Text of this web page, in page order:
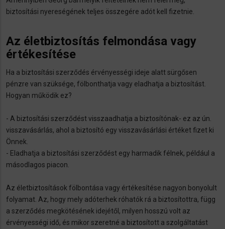
biztosítási nyereségének teljes összegére adót kell fizetnie.
Az életbiztosítás felmondása vagy
értékesítése
Ha a biztosítási szerződés érvényességi ideje alatt sürgősen
pénzre van szüksége, fölbonthatja vagy eladhatja a biztosítást.
Hogyan működik ez?
- A biztosítási szerződést visszaadhatja a biztosítónak- ez az ún.
visszavásárlás, ahol a biztosító egy visszavásárlási értéket fizet ki
Önnek.
- Eladhatja a biztosítási szerződést egy harmadik félnek, például a
másodlagos piacon.
Az életbiztosítások fölbontása vagy értékesítése nagyon bonyolult
folyamat. Az, hogy mely adóterhek róhatók rá a biztosítottra, függ
a szerződés megkötésének idejétől, milyen hosszú volt az
érvényességi idő, és mikor szeretné a biztosított a szolgáltatást